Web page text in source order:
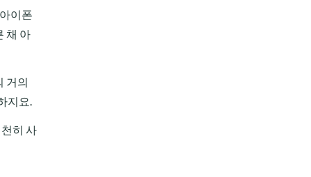
이폰
채 아
거의
지요.
히 사